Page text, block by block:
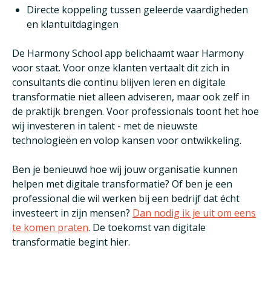
Directe koppeling tussen geleerde vaardigheden
en klantuitdagingen
De Harmony School app belichaamt waar Harmony
voor staat. Voor onze klanten vertaalt dit zich in
consultants die continu blijven leren en digitale
transformatie niet alleen adviseren, maar ook zelf in
de praktijk brengen. Voor professionals toont het hoe
wij investeren in talent - met de nieuwste
technologieën en volop kansen voor ontwikkeling.
Ben je benieuwd hoe wij jouw organisatie kunnen
helpen met digitale transformatie? Of ben je een
professional die wil werken bij een bedrijf dat écht
investeert in zijn mensen? Dan nodig ik je uit om eens
te komen praten. De toekomst van digitale
transformatie begint hier.